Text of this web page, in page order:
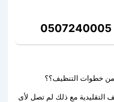
0507240005
من خطوات التنظيف؟؟
التقليدية مع ذلك لم تصل لأى